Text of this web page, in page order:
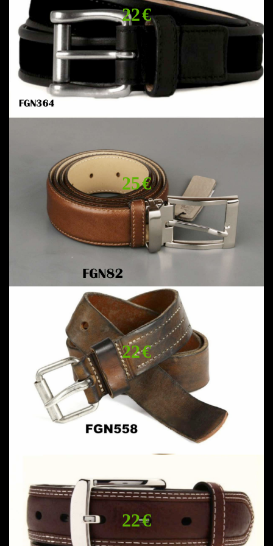
22 €
25 €
22 €
22 €